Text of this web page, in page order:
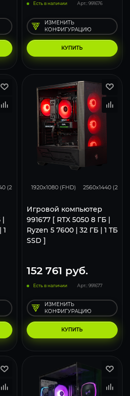
Есть в наличии Арт.: 991676
КУПИТЬ
ИЗМЕНИТЬ
КОНФИГУРАЦИЮ
(2K) 3840x2160 (4K)
|
1920x1080 (FHD) 2560x1440 (2K)
Игровой компьютер
991677 [ RTX 5050 8 ГБ |
Ryzen 5 7600 | 32 ГБ | 1 ТБ
SSD ]
152 761 руб.
Есть в наличии Арт.: 991677
КУПИТЬ
ИЗМЕНИТЬ
КОНФИГУРАЦИЮ